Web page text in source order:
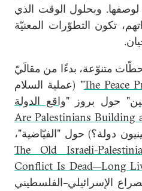
وبحلول الوقت الذي
تكون التطوّرات المعنيّة
متنوّعة، بدءًا من مقالَيّ
The Peace" (عملية السلام
" حول بروز "واقع الدولة
Are Palestinians Building
دولة؟) حول "الفيّاضية"،
The Old Israeli-
Conflict Is Dead—Long
الإسرائيلي–الفلسطيني